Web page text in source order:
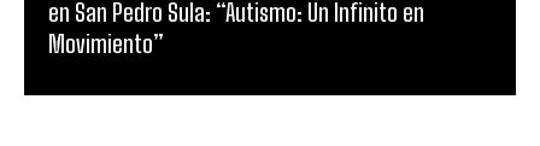
en San Pedro Sula: “Autismo: Un Infinito en
Movimiento”